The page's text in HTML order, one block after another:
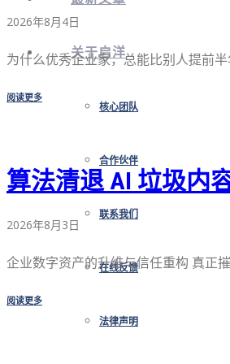
关于启洋
核心团队
合作伙伴
联系我们
在线反馈
法律声明
2026年8月4日
为什么优秀企业家，总能比别人提前
阅读更多
算法清退 AI 垃圾内
2026年8月3日
企业数字资产的升维与信任重构 真正
阅读更多